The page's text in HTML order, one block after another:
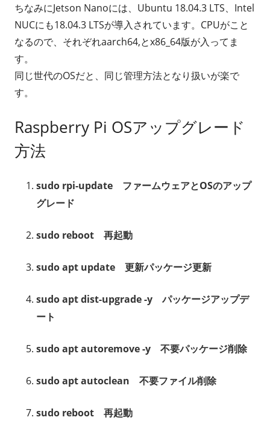
ちなみにJetson Nanoには、Ubuntu 18.04.3 LTS、Intel
NUCにも18.04.3 LTSが導入されています。CPUがこと
なるので、それぞれaarch64,とx86_64版が入ってま
す。
同じ世代のOSだと、同じ管理方法となり扱いが楽で
す。
Raspberry Pi OSアップグレード
方法
sudo rpi-update ファームウェアとOSのアップ
グレード
sudo reboot 再起動
sudo apt update 更新パッケージ更新
sudo apt dist-upgrade -y パッケージアップデ
ート
sudo apt autoremove -y 不要パッケージ削除
sudo apt autoclean 不要ファイル削除
sudo reboot 再起動